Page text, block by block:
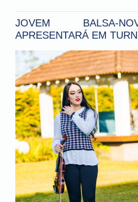
JOVEM BALSA-
APRESENTARÁ EM